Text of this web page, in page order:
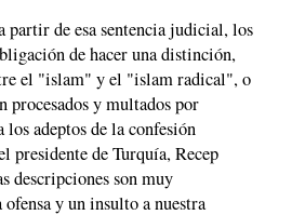
partir de esa sentencia judicial, los
de hacer una distinción,
el "islam" y el "islam radical", o
procesados y multados por
adeptos de la confesión
presidente de Turquía, Recep
descripciones son muy
ofensa y un insulto a nuestra